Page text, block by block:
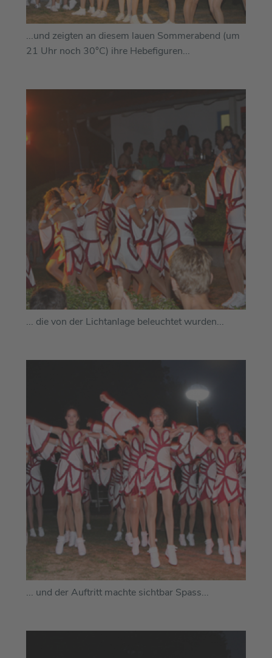
...und zeigten an diesem lauen Sommerabend (um
21 Uhr noch 30°C) ihre Hebefiguren...
... die von der Lichtanlage beleuchtet wurden...
... und der Auftritt machte sichtbar Spass...